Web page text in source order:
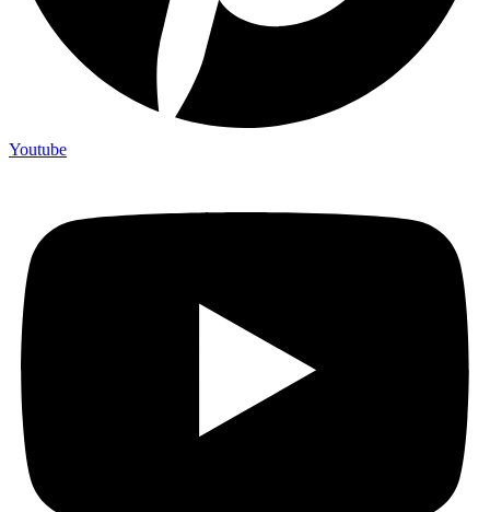
Youtube